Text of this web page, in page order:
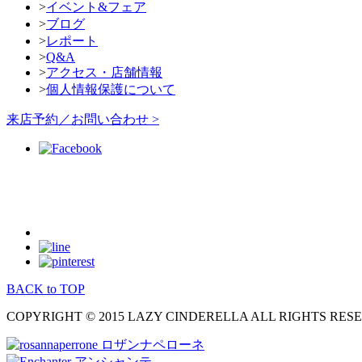
>イベント&フェア
>ブログ
>レポート
>Q&A
>アクセス・店舗情報
>個人情報保護について
来店予約／お問い合わせ >
BACK to TOP
COPYRIGHT © 2015 LAZY CINDERELLA ALL RIGHTS